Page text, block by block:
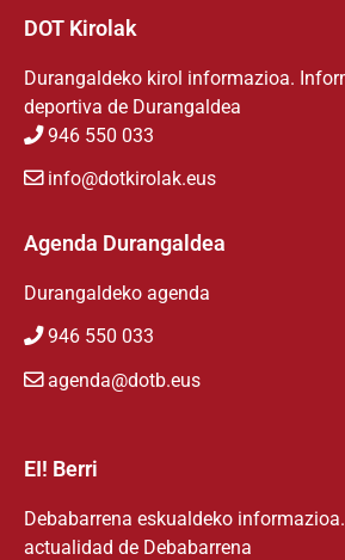
DOT Kirolak
Durangaldeko kirol informazioa.
deportiva de Durangaldea
946 550 033
info@dotkirolak.eus
Agenda Durangaldea
Durangaldeko agenda
946 550 033
agenda@dotb.eus
EI! Berri
Debabarrena eskualdeko
actualidad de Debabarrena